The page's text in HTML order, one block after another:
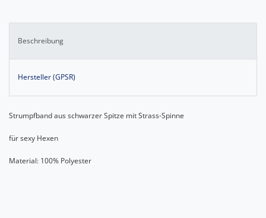
Beschreibung
Hersteller (GPSR)
Strumpfband aus schwarzer Spitze mit Strass-Spinne
für sexy Hexen
Material: 100% Polyester